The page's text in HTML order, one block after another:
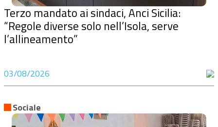
Terzo mandato ai sindaci, Anci Sicilia:
“Regole diverse solo nell’Isola, serve
l’allineamento”
03/08/2026
Sociale